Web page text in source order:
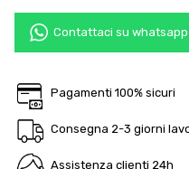
Contattaci su whatsapp
Pagamenti 100% sicuri
Consegna 2-3 giorni
Assistenza clienti 24h